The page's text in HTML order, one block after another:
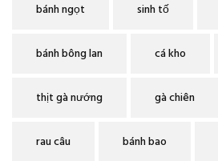
bánh ngọt sinh tố
bánh bông lan cá kho
thịt gà nướng gà chiên
rau câu bánh bao